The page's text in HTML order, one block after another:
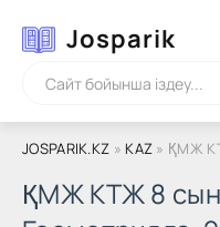
Josparik
JOSPARIK.KZ » KAZ » ҚМЖ КТЖ 8
ҚМЖ КТЖ 8